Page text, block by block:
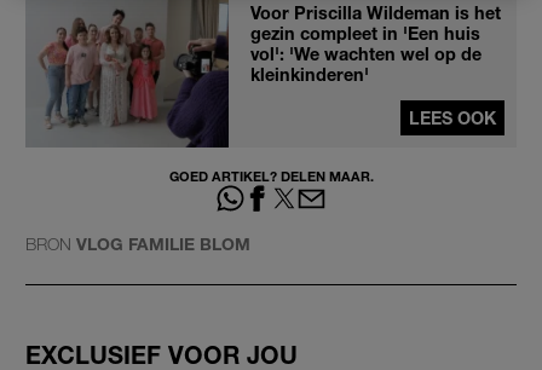
Voor Priscilla Wildeman is het
gezin compleet in 'Een huis
vol': 'We wachten wel op de
kleinkinderen'
LEES OOK
GOED ARTIKEL? DELEN MAAR.
BRON VLOG FAMILIE BLOM
EXCLUSIEF VOOR JOU